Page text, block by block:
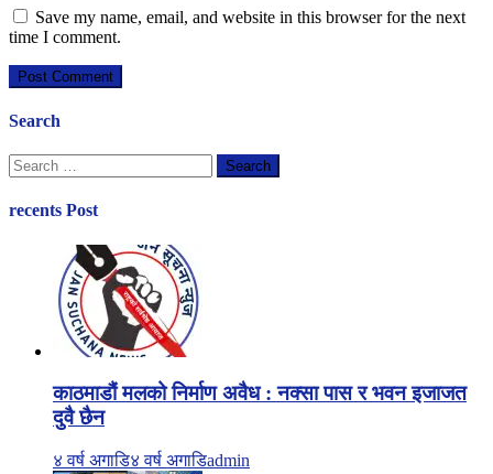
Save my name, email, and website in this browser for the next
time I comment.
Search
Search
for:
recents Post
काठमाडौं मलको निर्माण अवैध : नक्सा पास र भवन इजाजत
दुवै छैन
४ वर्ष अगाडि४ वर्ष अगाडिadmin